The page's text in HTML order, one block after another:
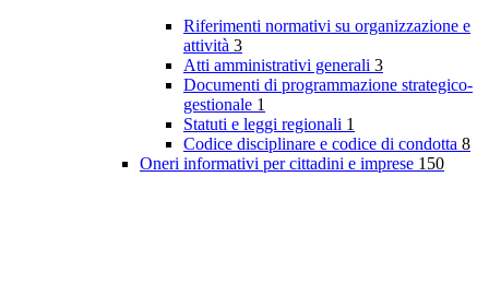
Riferimenti normativi su organizzazione e
attività 3
Atti amministrativi generali 3
Documenti di programmazione strategico-
gestionale 1
Statuti e leggi regionali 1
Codice disciplinare e codice di condotta 8
Oneri informativi per cittadini e imprese 150